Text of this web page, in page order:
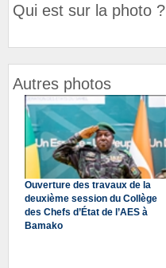
Qui est sur la photo ?
Autres photos
Ouverture des travaux de la
deuxième session du Collège
des Chefs d’État de l’AES à
Bamako